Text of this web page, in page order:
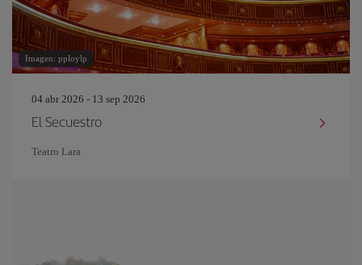
Imagen: pploylp
04 abr 2026 - 13 sep 2026
El Secuestro
Teatro Lara